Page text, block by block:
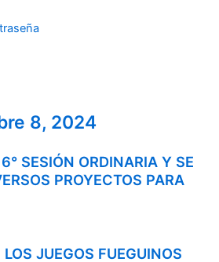
8, 2024
SESIÓN ORDINARIA Y SE
PROYECTOS PARA
LOS JUEGOS FUEGUINOS